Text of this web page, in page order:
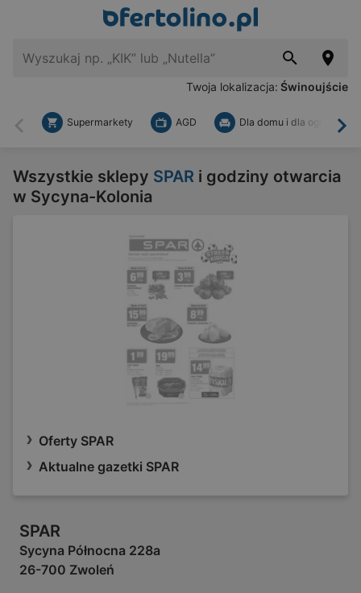
Twoja lokalizacja: Świnoujście
Wstecz
Supermarkety AGD Dla domu i dla ogrodu
Wszystkie sklepy SPAR i godziny otwarcia
w Sycyna-Kolonia
Oferty SPAR
Aktualne gazetki SPAR
SPAR
Sycyna Północna 228a
26-700 Zwoleń